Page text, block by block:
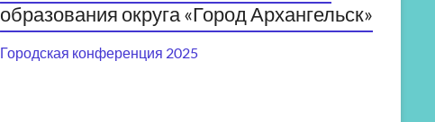
образования округа «Город Архангельск»
Городская конференция 2025